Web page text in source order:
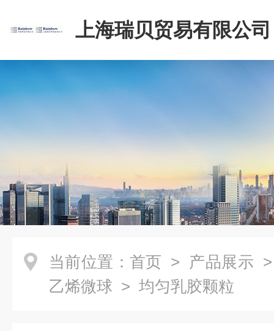
上海瑞贝贸易有限公司
当前位置： 首页 > 产品展示
乙烯微球 > 均匀乳胶颗粒